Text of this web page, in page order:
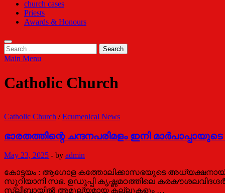
church cases
Priests
Awards & Honours
Search
for:
Main Menu
Catholic Church
Catholic Church /Ecumenical News
ഭാരതത്തിന്റെ ചന്ദനപരിമളം ഇനി
May 23, 2025 - by admin
കോട്ടയം : ആഗോള കത്തോലിക്കാസഭയുടെ അധ്യക്ഷനായി
സുറിയാനി സഭ. ഉ‍ഡുപ്പി കൃഷ്ണമഠത്തിലെ
സ്ലീബായിൽ അമൂല്യമായ കല്ലുകളും …